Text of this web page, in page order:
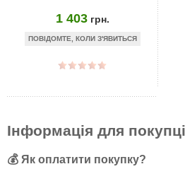
1 403 грн.
ПОВІДОМТЕ, КОЛИ З'ЯВИТЬСЯ
Інформація для
💰 Як оплатити покупку?